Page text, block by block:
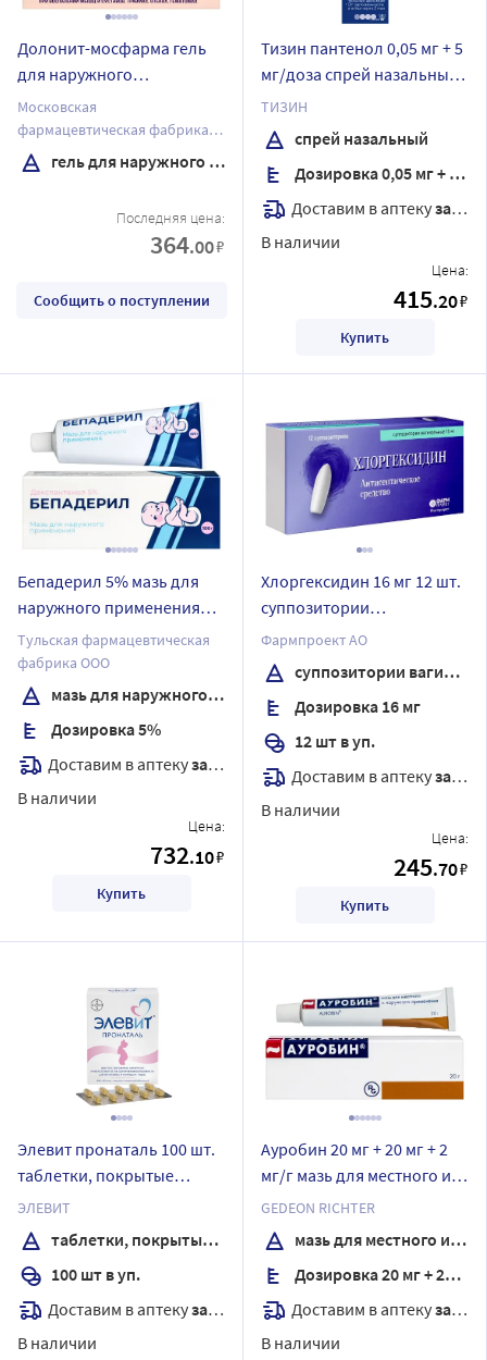
Долонит-мосфарма гель
для наружного
применения 30 гр
Московская
фармацевтическая фабрика
ЗАО
гель для наружного применения
Последняя цена:
364.00₽
Сообщить о поступлении
Тизин пантенол 0,05 мг + 5
мг/доза спрей назальный
дозированный (для детей)
10 мл флакон
ТИЗИН
спрей назальный
Дозировка 0,05 мг + 5 мг/доза
Доставим в аптекузавтра
В наличии
Цена:
415.20₽
Купить
Бепадерил 5% мазь для
наружного применения
100 гр
Тульская фармацевтическая
фабрика ООО
мазь для наружного применения
Дозировка 5%
Доставим в аптекузавтра
В наличии
Цена:
732.10₽
Купить
Хлоргексидин 16 мг 12 шт.
суппозитории
вагинальные
Фармпроект АО
суппозитории вагинальные
Дозировка 16 мг
12 шт в уп.
Доставим в аптекузавтра
В наличии
Цена:
245.70₽
Купить
Элевит пронаталь 100 шт.
таблетки, покрытые
пленочной оболочкой
ЭЛЕВИТ
таблетки, покрытые пленочной оболочкой
100 шт в уп.
Доставим в аптекузавтра
В наличии
Ауробин 20 мг + 20 мг + 2
мг/г мазь для местного и
наружного применения 20
гр
GEDEON RICHTER
мазь для местного и наружного применения
Дозировка 20 мг + 20 мг + 2 мг/г
Доставим в аптекузавтра
В наличии